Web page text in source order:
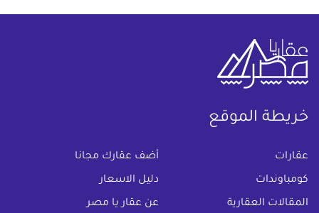
خريطة الموقع
عقارات أضف عقارك مجانا
كومباوندات دليل الاسعار
المقالات العقارية عن عقار يا مصر